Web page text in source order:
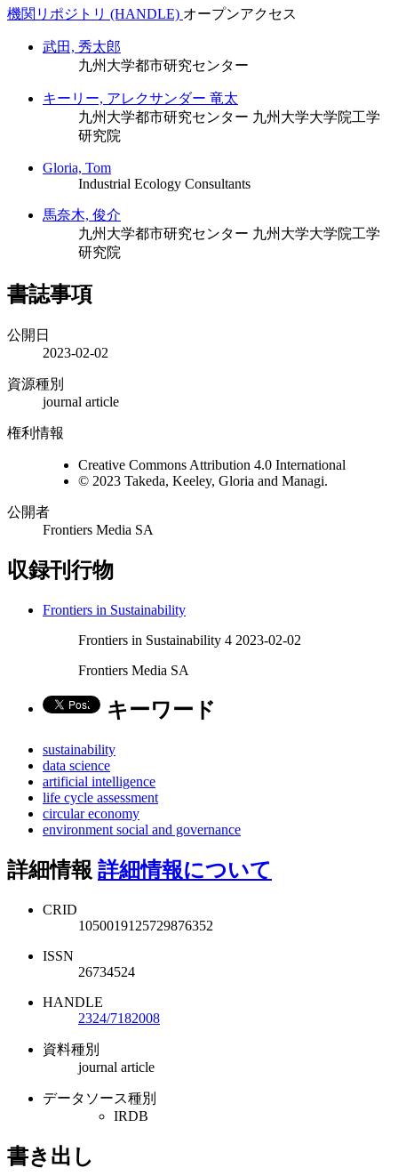
機関リポジトリ (HANDLE) オープンアクセス
武田, 秀太郎
九州大学都市研究センター
キーリー, アレクサンダー 竜太
九州大学都市研究センター 九州大学大学院工学
研究院
Gloria, Tom
Industrial Ecology Consultants
馬奈木, 俊介
九州大学都市研究センター 九州大学大学院工学
研究院
書誌事項
公開日
2023-02-02
資源種別
journal article
権利情報
Creative Commons Attribution 4.0 International
© 2023 Takeda, Keeley, Gloria and Managi.
公開者
Frontiers Media SA
収録刊行物
Frontiers in Sustainability
Frontiers in Sustainability 4 2023-02-02
Frontiers Media SA
キーワード
sustainability
data science
artificial intelligence
life cycle assessment
circular economy
environment social and governance
詳細情報 詳細情報について
CRID
1050019125729876352
ISSN
26734524
HANDLE
2324/7182008
資料種別
journal article
データソース種別
IRDB
書き出し